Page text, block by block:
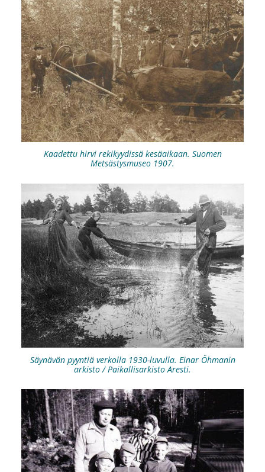
Kaadettu hirvi rekikyydissä kesäaikaan. Suomen
Metsästysmuseo 1907.
Säynävän pyyntiä verkolla 1930-luvulla. Einar Öhmanin
arkisto / Paikallisarkisto Aresti.